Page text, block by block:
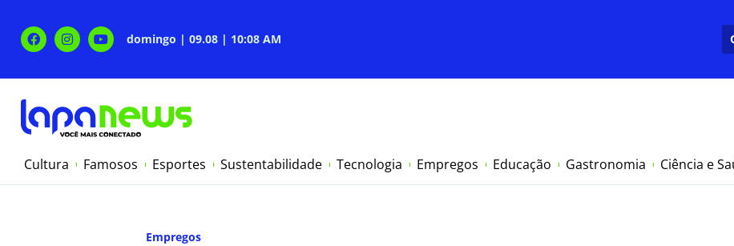
domingo | 09.08 | 10:08 AM
Cultura Famosos Esportes Sustentabilidade Tecnologia Empregos Educação Gastronomia Ciência e
Empregos